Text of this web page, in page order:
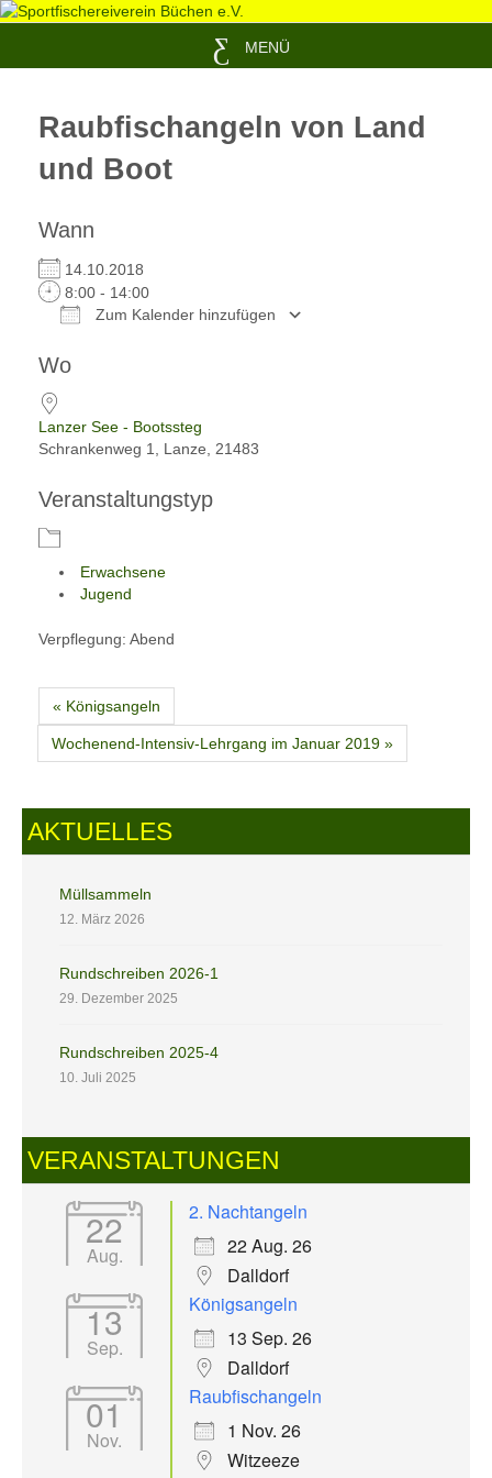
MENÜ
Raubfischangeln von Land
und Boot
Wann
14.10.2018
8:00 - 14:00
Zum Kalender hinzufügen
Wo
Lanzer See - Bootssteg
Schrankenweg 1, Lanze, 21483
Veranstaltungstyp
Erwachsene
Jugend
Verpflegung: Abend
« Königsangeln
Wochenend-Intensiv-Lehrgang im Januar 2019 »
AKTUELLES
Müllsammeln
12. März 2026
Rundschreiben 2026-1
29. Dezember 2025
Rundschreiben 2025-4
10. Juli 2025
VERANSTALTUNGEN
22
Aug.
2. Nachtangeln
22 Aug. 26
Dalldorf
13
Sep.
Königsangeln
13 Sep. 26
Dalldorf
01
Nov.
Raubfischangeln
1 Nov. 26
Witzeeze